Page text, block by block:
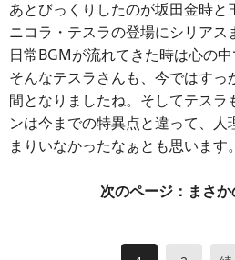
あとびっくりしたのが坂田金時と
ニコラ・テスラの登場にシリアス
日常BGMが流れてきた時は心の中
そんなテスラさんも、今ではすっ
間となりましたね。そしてテスラ
ンは今までの特異点と違って、
まりいなかったなぁとも思います。
次のページ：まさか